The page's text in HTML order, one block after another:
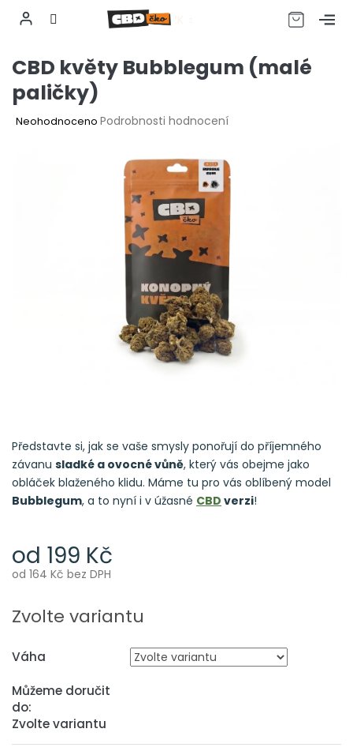
na
CZK
CBD květy Bubblegum (malé
paličky)
Průměrné
Neohodnoceno Podrobnosti hodnocení
od 199 Kč
od 164 Kč bez DPH
cena:
Zvolte variantu
Váha
Můžeme doručit
do:
Zvolte variantu
Představte si, jak se vaše smysly ponořují do příjemného
závanu sladké a ovocné vůně, který vás obejme jako
obláček blaženého klidu. Máme tu pro vás oblíbený model
Bubblegum, a to nyní i v úžasné CBD verzi!